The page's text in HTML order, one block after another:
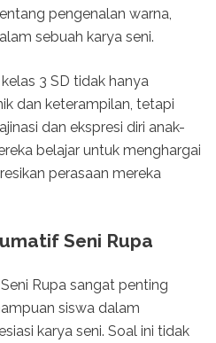
pengenalan warna,
sebuah karya seni.
3 SD tidak hanya
dan keterampilan, tetapi
dan ekspresi diri anak-
belajar untuk menghargai
perasaan mereka
Seni Rupa
Rupa sangat penting
siswa dalam
karya seni. Soal ini tidak